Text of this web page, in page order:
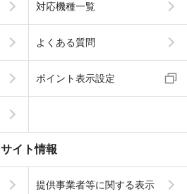
対応機種一覧
よくある質問
ポイント表示設定
サイト情報
提供事業者等に関する表示